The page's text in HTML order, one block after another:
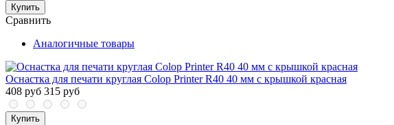
Купить
Сравнить
Аналогичные товары
Оснастка для печати круглая Colop Printer R40 40 мм с крышкой красная
408 руб 315 руб
Купить